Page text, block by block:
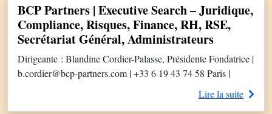
BCP Partners | Executive Search – Juridique,
Compliance, Risques, Finance, RH, RSE,
Secrétariat Général, Administrateurs
Dirigeante : Blandine Cordier-Palasse, Présidente Fondatrice |
b.cordier@bcp-partners.com | +33 6 19 43 74 58 Paris |
www.bcp-partners.com | associes@bcp-partners.com | +33 1
83 62 33 58 Classé « Incontournable » (Leaders League /
Lire la suite